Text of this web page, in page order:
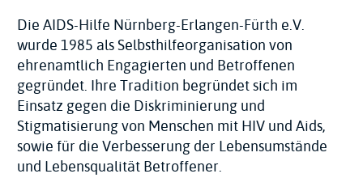
Die AIDS-Hilfe Nürnberg-Erlangen-Fürth e.V.
wurde 1985 als Selbsthilfeorganisation von
ehrenamtlich Engagierten und Betroffenen
gegründet. Ihre Tradition begründet sich im
Einsatz gegen die Diskriminierung und
Stigmatisierung von Menschen mit HIV und Aids,
sowie für die Verbesserung der Lebensumstände
und Lebensqualität Betroffener.